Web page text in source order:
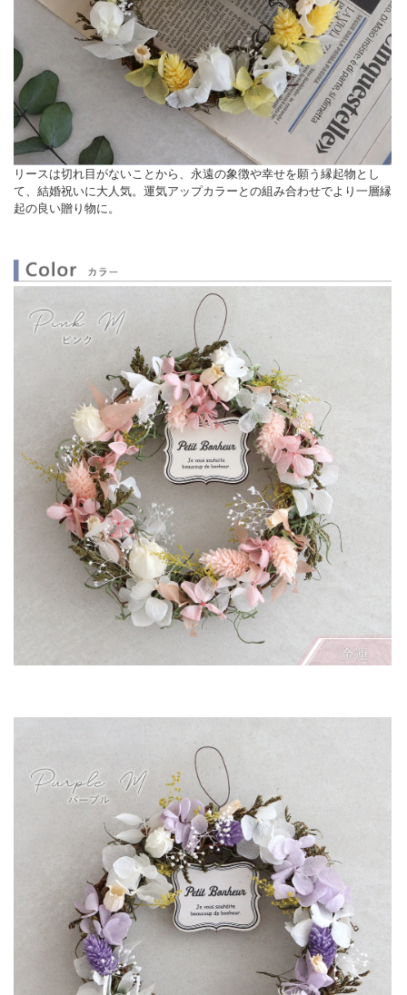
リースは切れ目がないことから、永遠の象徴や幸せを願う縁起物とし
て、結婚祝いに大人気。運気アップカラーとの組み合わせでより一層縁
起の良い贈り物に。